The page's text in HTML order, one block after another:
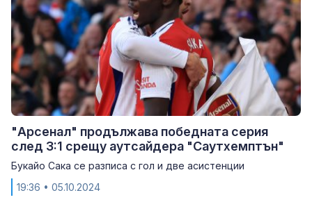
"Арсенал" продължава победната серия
след 3:1 срещу аутсайдера "Саутхемптън"
Букайо Сака се разписа с гол и две асистенции
19:36 • 05.10.2024